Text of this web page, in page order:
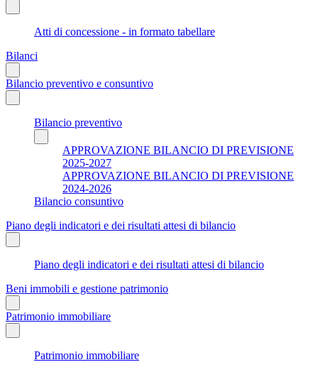
Atti di concessione - in formato tabellare
Bilanci
Bilancio preventivo e consuntivo
Bilancio preventivo
APPROVAZIONE BILANCIO DI PREVISIONE
2025-2027
APPROVAZIONE BILANCIO DI PREVISIONE
2024-2026
Bilancio consuntivo
Piano degli indicatori e dei risultati attesi di bilancio
Piano degli indicatori e dei risultati attesi di bilancio
Beni immobili e gestione patrimonio
Patrimonio immobiliare
Patrimonio immobiliare